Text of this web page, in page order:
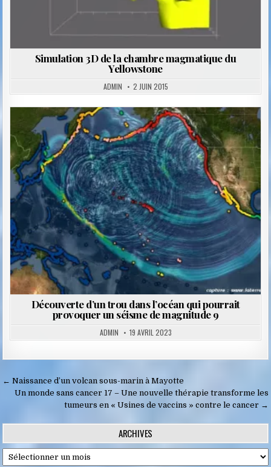
Simulation 3D de la chambre magmatique du
Yellowstone
ADMIN 2 JUIN 2015
Posted
in
Découverte d’un trou dans l’océan qui pourrait
provoquer un séisme de magnitude 9
ADMIN 19 AVRIL 2023
Navigation
de
← Naissance d’un volcan sous-marin à Mayotte
Un monde sans cancer 17 – Une nouvelle thérapie transforme les
tumeurs en « Usines de vaccins » contre le cancer →
ARCHIVES
Archives